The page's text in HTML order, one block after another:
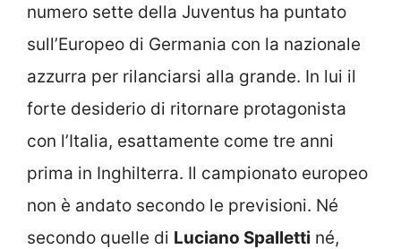
numero sette della Juventus ha puntato
sull’Europeo di Germania con la nazionale
azzurra per rilanciarsi alla grande. In lui il
forte desiderio di ritornare protagonista
con l’Italia, esattamente come tre anni
prima in Inghilterra. Il campionato europeo
non è andato secondo le previsioni. Né
secondo quelle di Luciano Spalletti né,